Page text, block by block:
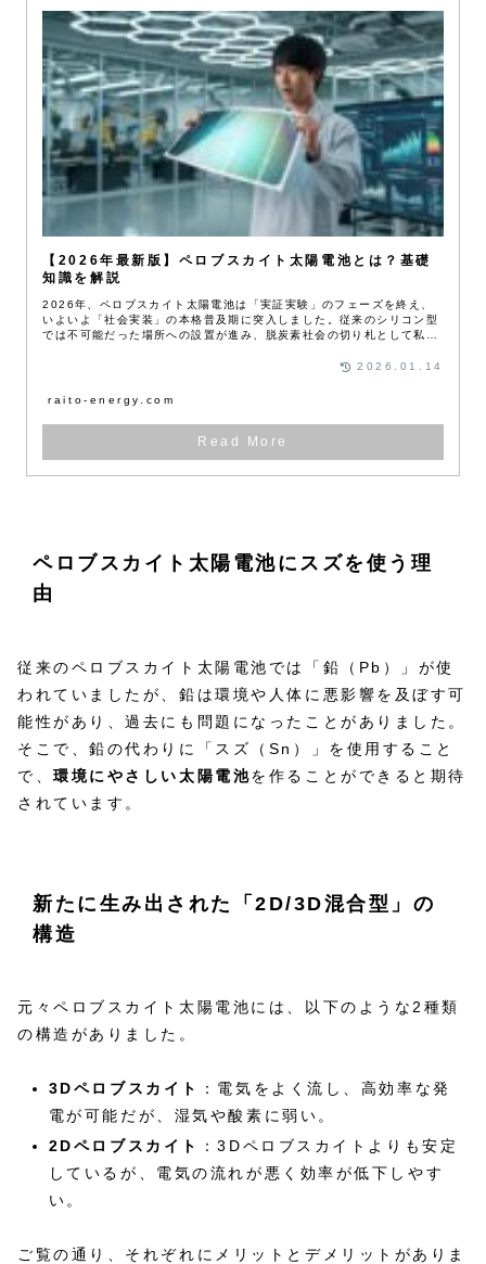
【2026年最新版】ペロブスカイト太陽電池とは？基礎
知識を解説
2026年、ペロブスカイト太陽電池は「実証実験」のフェーズを終え、
いよいよ「社会実装」の本格普及期に突入しました。従来のシリコン型
では不可能だった場所への設置が進み、脱炭素社会の切り札として私た
raito-energy.com
2026.01.14
ペロブスカイト太陽電池にスズを使う理
由
従来のペロブスカイト太陽電池では「鉛（Pb）」が使
われていましたが、鉛は環境や人体に悪影響を及ぼす可
能性があり、過去にも問題になったことがありました。
そこで、鉛の代わりに「スズ（Sn）」を使用すること
で、環境にやさしい太陽電池を作ることができると期待
されています。
新たに生み出された「2D/3D混合型」の
構造
元々ペロブスカイト太陽電池には、以下のような2種類
の構造がありました。
3Dペロブスカイト
：電気をよく流し、高効率な発
電が可能だが、湿気や酸素に弱い。
2Dペロブスカイト
：3Dペロブスカイトよりも安定
しているが、電気の流れが悪く効率が低下しやす
い。
ご覧の通り、それぞれにメリットとデメリットがありま